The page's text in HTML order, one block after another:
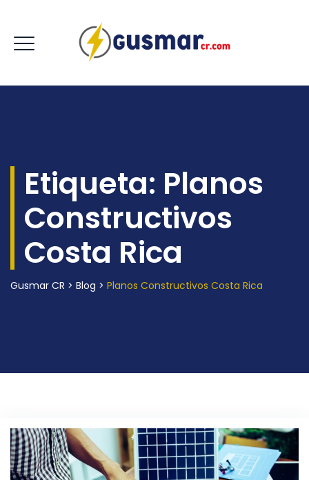
Etiqueta: Planos
Constructivos
Costa Rica
Gusmar CR > Blog > Planos Constructivos Costa Rica